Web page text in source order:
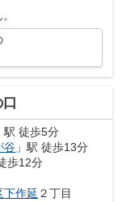
駅 徒歩5分
谷 」駅 徒歩13分
歩12分
下作延 ２丁目